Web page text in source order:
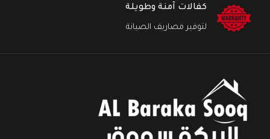
كفالات آمنة وطويلة
لتوفير مصاريف الصيانة